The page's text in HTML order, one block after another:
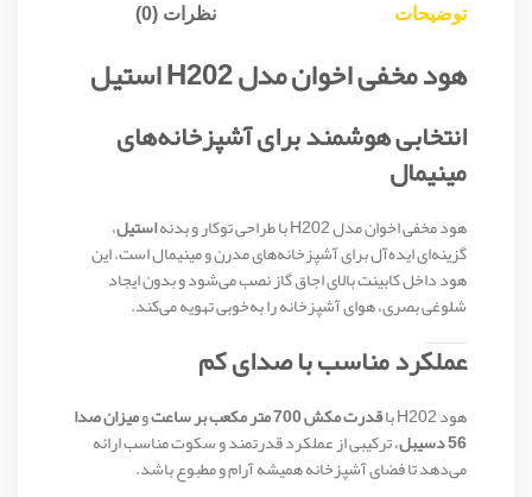
توضیحات نظرات (0)
هود مخفی اخوان مدل H202 استیل
انتخابی هوشمند برای آشپزخانه‌های
مینیمال
هود مخفی اخوان مدل H202 با طراحی توکار و بدنه استیل،
گزینه‌ای ایده‌آل برای آشپزخانه‌های مدرن و مینیمال است. این
هود داخل کابینت بالای اجاق گاز نصب می‌شود و بدون ایجاد
شلوغی بصری، هوای آشپزخانه را به‌خوبی تهویه می‌کند.
عملکرد مناسب با صدای کم
هود H202 با قدرت مکش 700 متر مکعب بر ساعت ومیزان صدا
56 دسیبل ، ترکیبی از عملکرد قدرتمند و سکوت مناسب ارائه
می‌دهد تا فضای آشپزخانه همیشه آرام و مطبوع باشد.